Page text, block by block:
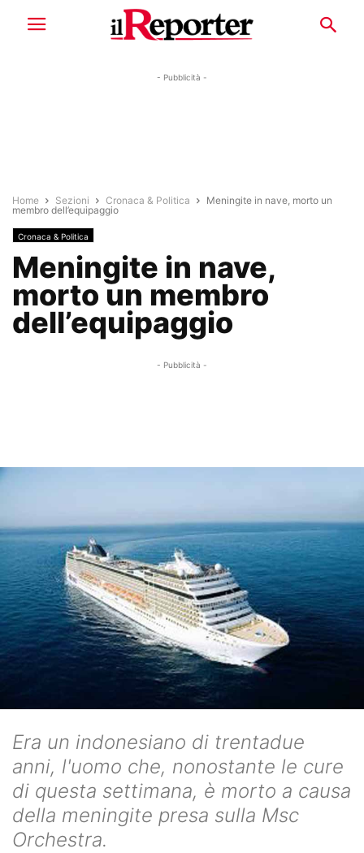
- Pubblicità -
Home Sezioni Cronaca & Politica
Meningite in nave, morto un
membro dell’equipaggio
Cronaca & Politica
Meningite in nave,
morto un membro
dell’equipaggio
- Pubblicità -
Era un indonesiano di trentadue
anni, l'uomo che, nonostante le cure
di questa settimana, è morto a causa
della meningite presa sulla Msc
Orchestra.